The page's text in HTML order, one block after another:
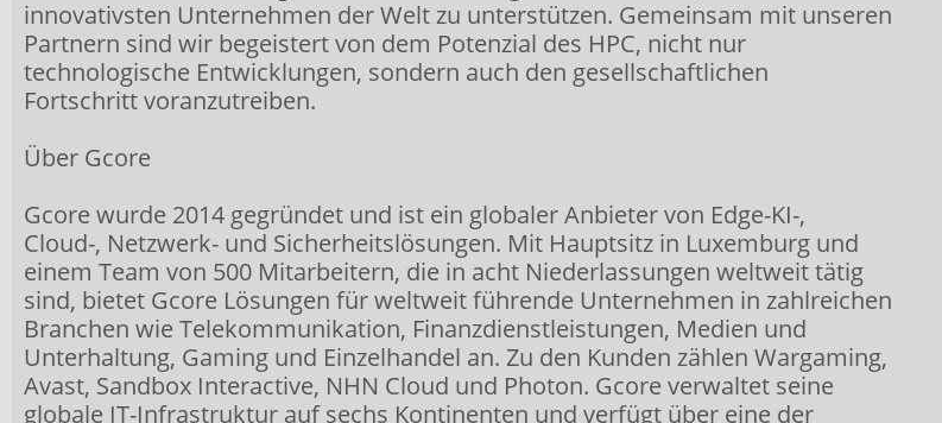
innovativsten Unternehmen der Welt zu unterstützen. Gemeinsam mit unseren
Partnern sind wir begeistert von dem Potenzial des HPC, nicht nur
technologische Entwicklungen, sondern auch den gesellschaftlichen
Fortschritt voranzutreiben.
Über Gcore
Gcore wurde 2014 gegründet und ist ein globaler Anbieter von Edge-KI-,
Cloud-, Netzwerk- und Sicherheitslösungen. Mit Hauptsitz in Luxemburg und
einem Team von 500 Mitarbeitern, die in acht Niederlassungen weltweit tätig
sind, bietet Gcore Lösungen für weltweit führende Unternehmen in zahlreichen
Branchen wie Telekommunikation, Finanzdienstleistungen, Medien und
Unterhaltung, Gaming und Einzelhandel an. Zu den Kunden zählen Wargaming,
Avast, Sandbox Interactive, NHN Cloud und Photon. Gcore verwaltet seine
globale IT-Infrastruktur auf sechs Kontinenten und verfügt über eine der